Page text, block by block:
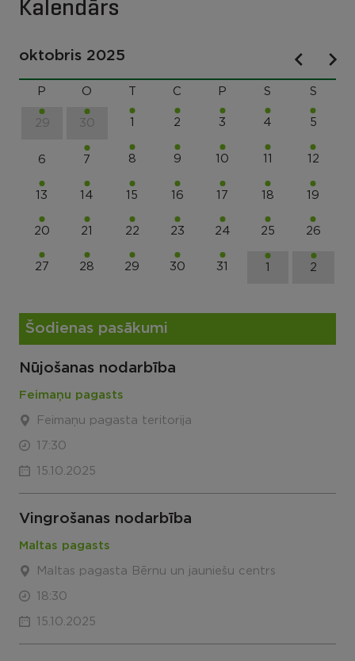
Kalendārs
oktobris 2025
P O C P S S
29 30 1 2 3 4 5
6 7 8 9 10 11 12
13 14 15 16 17 18 19
20 21 22 23 24 25 26
27 28 29 30 31 1 2
Šodienas pasākumi
Nūjošanas nodarbība
Feimaņu pagasts
Feimaņu pagasta teritorija
17:30
15.10.2025
Vingrošanas nodarbība
Maltas pagasts
Maltas pagasta Bērnu un jauniešu centrs
18:30
15.10.2025